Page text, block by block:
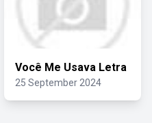
Você Me Usava Letra
25 September 2024